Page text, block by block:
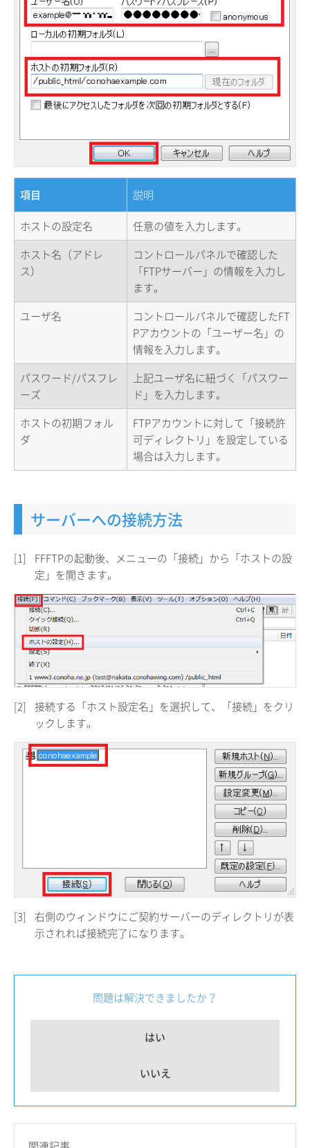
項目 説明
ホストの設定名
任意の値を入力します。
ホスト名（アドレ
ス）
コントロールパネルで確認した
「FTPサーバー」の情報を入力し
ます。
ユーザ名
コントロールパネルで確認したFT
Pアカウントの「ユーザー名」の
情報を入力します。
パスワード/パスフレ
ーズ
上記ユーザ名に紐づく「パスワー
ド」を入力します。
ホストの初期フォル
ダ
FTPアカウントに対して「接続許
可ディレクトリ」を設定している
場合は入力します。
サーバーへの接続方法
[1]
FFFTPの起動後、メニューの「接続」から「ホストの設
定」を開きます。
[2]
接続する「ホスト設定名」を選択して、「接続」をクリ
ックします。
[3]
右側のウィンドウにご契約サーバーのディレクトリが表
示されれば接続完了になります。
問題は解決できましたか？
はい
いいえ